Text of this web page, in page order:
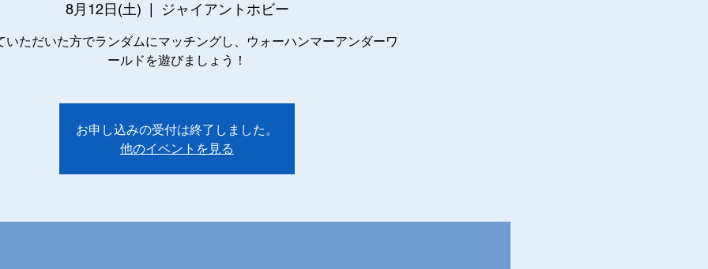
8月12日(土) ジャイアントホビー
いただいた方でランダムにマッチングし、ウォーハンマーアンダーワ
ールドを遊びましょう！
お申し込みの受付は終了しました。
他のイベントを見る